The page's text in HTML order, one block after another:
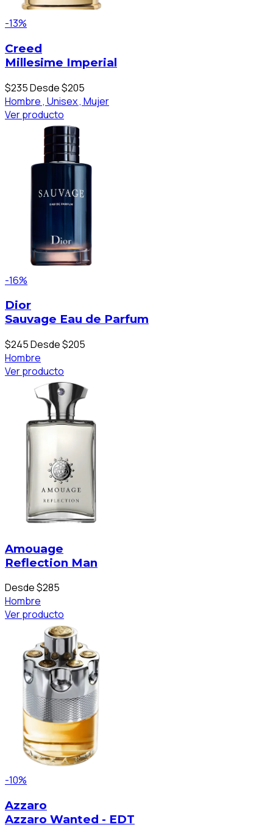
-13%
Creed
Millesime Imperial
$235Desde $205
Hombre , Unisex , Mujer
Ver producto
-16%
Dior
Sauvage Eau de Parfum
$245Desde $205
Hombre
Ver producto
Amouage
Reflection Man
Desde $285
Hombre
Ver producto
-10%
Azzaro
Azzaro Wanted - EDT